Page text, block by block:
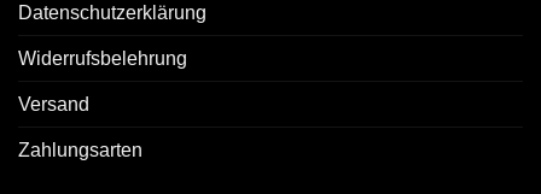
Datenschutzerklärung
Widerrufsbelehrung
Versand
Zahlungsarten